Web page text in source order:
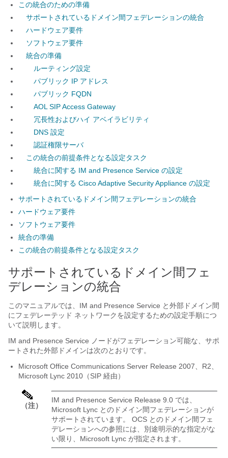
この統合のための準備
サポートされているドメイン間フェデレーションの統合
ハードウェア要件
ソフトウェア要件
統合の準備
ルーティング設定
パブリック IP アドレス
パブリック FQDN
AOL SIP Access Gateway
冗長性およびハイ アベイラビリティ
DNS 設定
認証権限サーバ
この統合の前提条件となる設定タスク
統合に関する IM and Presence Service の設定
統合に関する Cisco Adaptive Security Appliance の設定
サポートされているドメイン間フェデレーションの統合
ハードウェア要件
ソフトウェア要件
統合の準備
この統合の前提条件となる設定タスク
サポートされているドメイン間フェ
デレーションの統合
このマニュアルでは、 IM and Presence Service と外部ドメイン間
にフェデレーテッド ネットワークを設定するための設定手順につ
いて説明します。
IM and Presence Service ノードがフェデレーション可能な、サポ
ートされた外部ドメインは次のとおりです。
Microsoft Office Communications Server Release 2007、R2、
Microsoft Lync 2010（SIP 経由）
（注）
IM and Presence Service Release 9.0 では、
Microsoft Lync とのドメイン間フェデレーションが
サポートされています。 OCS とのドメイン間フェ
デレーションへの参照には、別途明示的な指定がな
い限り、Microsoft Lync が指定されます。